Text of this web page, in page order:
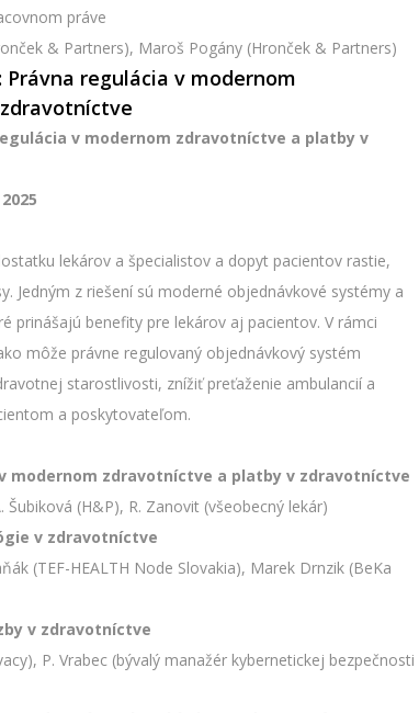
práve
& Partners), Maroš Pogány (Hronček & Partners)
regulácia v modernom
v modernom zdravotníctve a platby v
lekárov a špecialistov a dopyt pacientov rastie,
Jedným z riešení sú moderné objednávkové systémy a
prinášajú benefity pre lekárov aj pacientov. V rámci
môže právne regulovaný objednávkový systém
starostlivosti, znížiť preťaženie ambulancií a
a poskytovateľom.
modernom zdravotníctve a platby v zdravotníctve
Šubiková (H&P), R. Zanovit (všeobecný lekár)
v zdravotníctve
(TEF-HEALTH Node Slovakia), Marek Drnzik (BeKa
v zdravotníctve
P. Vrabec (bývalý manažér kybernetickej bezpečnosti